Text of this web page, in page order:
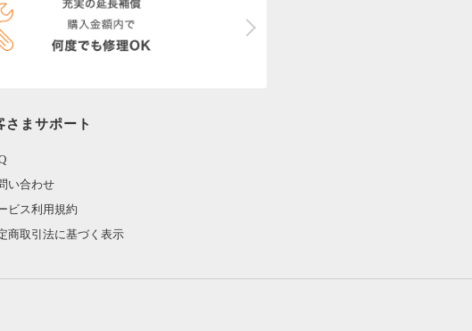
さまサポート
い合わせ
ビス利用規約
商取引法に基づく表示